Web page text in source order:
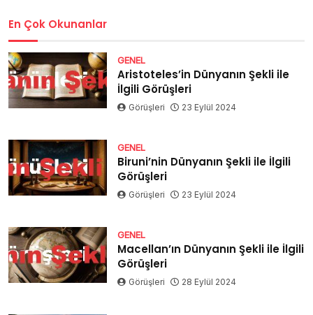
En Çok Okunanlar
GENEL
Aristoteles’in Dünyanın Şekli ile
İlgili Görüşleri
Görüşleri 23 Eylül 2024
GENEL
Biruni’nin Dünyanın Şekli ile İlgili
Görüşleri
Görüşleri 23 Eylül 2024
GENEL
Macellan’ın Dünyanın Şekli ile İlgili
Görüşleri
Görüşleri 28 Eylül 2024